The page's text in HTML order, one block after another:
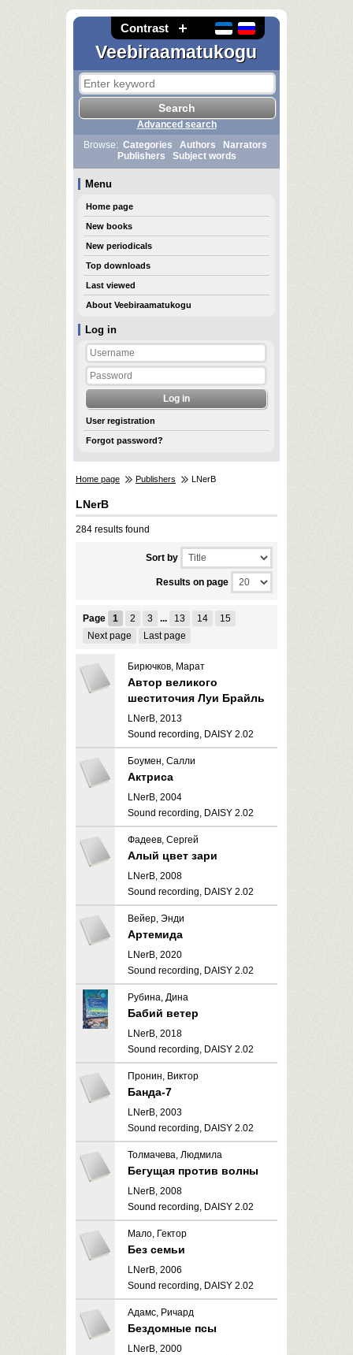
Contrast
Veebiraamatukogu
Log in
User registration
Forgot password?
Advanced search
Browse: Categories Authors
Narrators
Publishers
Subject words
Menu
Home page
New books
New periodicals
Top downloads
Last viewed
About Veebiraamatukogu
Home page Publishers LNerB
LNerB
284 results found
Sort by
Results on page
Page 1 2 3 ... 13 14
15
Next page
Last page
Бирючков, Марат
Автор великого
шеститочия Луи Брайль
LNerB, 2013
Sound recording, DAISY 2.02
Боумен, Салли
Актриса
LNerB, 2004
Sound recording, DAISY 2.02
Фадеев, Сергей
Алый цвет зари
LNerB, 2008
Sound recording, DAISY 2.02
Вейер, Энди
Артемида
LNerB, 2020
Sound recording, DAISY 2.02
Рубина, Дина
Бабий ветер
LNerB, 2018
Sound recording, DAISY 2.02
Пронин, Виктор
Банда-7
LNerB, 2003
Sound recording, DAISY 2.02
Толмачева, Людмила
Бегущая против волны
LNerB, 2008
Sound recording, DAISY 2.02
Мало, Гектор
Без семьи
LNerB, 2006
Sound recording, DAISY 2.02
Адамс, Ричард
Бездомные псы
LNerB, 2000